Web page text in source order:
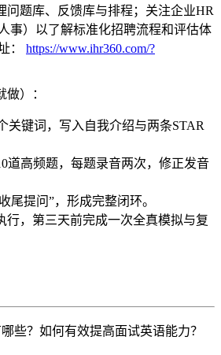
问题库、反馈库与排程；关注企业HR
事）以了解标准化招聘流程和评估体
：
https://www.ihr360.com/?
）：
关键词，写入自我介绍与两条STAR
道高频题，每题录音两次，修正发音
尾提问”，形成完整闭环。
行，第三天前完成一次全真模拟与复
些？如何有效提高面试英语能力？